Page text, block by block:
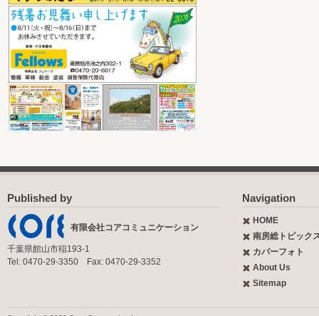
Published by
有限会社コアコミュニケーション
千葉県館山市稲193-1
Tel: 0470-29-3350 Fax: 0470-29-3352
Navigation
HOME
南房総トピック
カバーフォト
About Us
Sitemap